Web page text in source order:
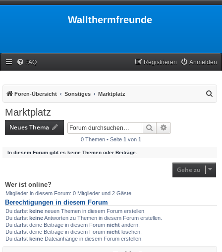
Wallthermfreunde
FAQ Anmelden
Registrieren
Foren-Übersicht Sonstiges Marktplatz
Marktplatz
Neues Thema Suche
0 Themen • Seite 1 von 1
In diesem Forum gibt es keine Themen oder Beiträge.
Gehe zu
Wer ist online?
Mitglieder in diesem Forum: 0 Mitglieder und 2 Gäste
Berechtigungen in diesem Forum
Du darfst keine neuen Themen in diesem Forum erstellen.
Du darfst keineAntworten zu Themen in diesem Forum erstellen.
Du darfst deine Beiträge in diesem Forum nicht ändern.
Du darfst deine Beiträge in diesem Forum nicht löschen.
Du darfst keine Dateianhänge in diesem Forum erstellen.